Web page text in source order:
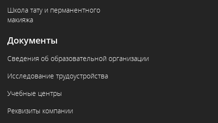
Школа тату и перманентного
макияжа
Документы
Сведения об образовательной организации
Исследование трудоустройства
Учебные центры
Реквизиты компании